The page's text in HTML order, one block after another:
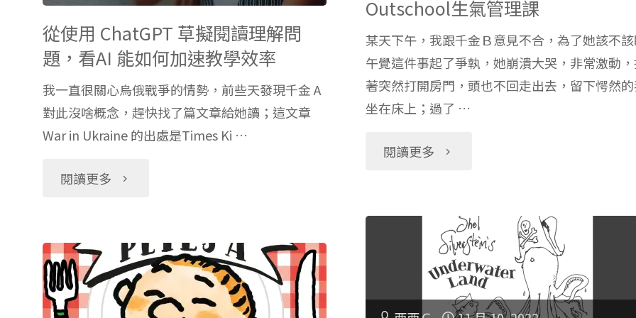
合
你
家
小
(下)"
適
合
你
家
小
(上)"
輯
思
考
碼
解
上
閱
讀
課：
讓
國
小
Outschool生氣管理課
某天下午，我跟千金Ｂ意見不合，為了她該不
午覺這件事起了爭執，她崩潰大哭，非常激動
著突然打開房門，頭也不回走出去，留下愕然
坐在床上；過了 …
閱讀更多 "比
英
文
更
從使用 ChatGPT 草擬閱讀理解問
題，看AI 能如何加速教學效率
我一直很關心烏俄戰爭的情勢，前些天發現千金 A
對此沒啥概念，趕快找了篇文章給她讀；這文章
War in Ukraine 的出處是Times Ki …
閱讀更多 "從
用
ChatGPT